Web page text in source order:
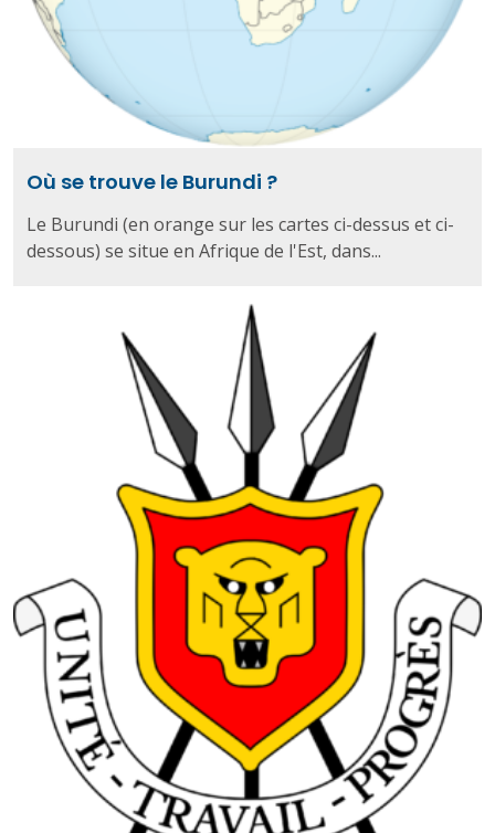
Où se trouve le Burundi ?
Le Burundi (en orange sur les cartes ci-dessus et ci-
dessous) se situe en Afrique de l'Est, dans...